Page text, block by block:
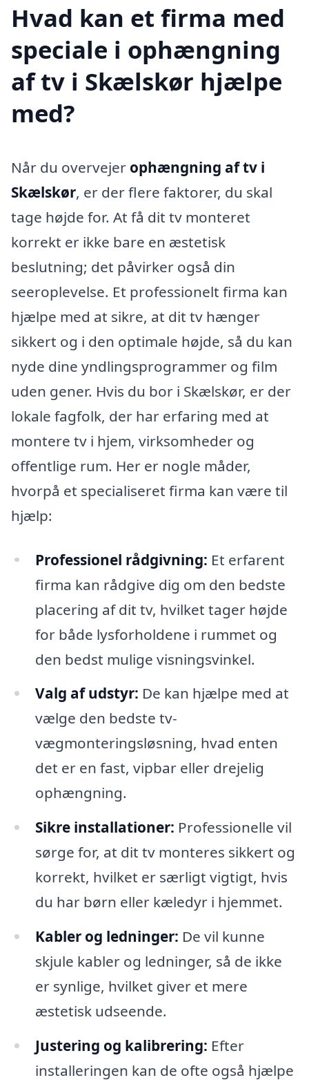
Hvad kan et firma med
speciale i ophængning
af tv i Skælskør hjælpe
med?
Når du overvejer ophængning af tv i
Skælskør, er der flere faktorer, du skal
tage højde for. At få dit tv monteret
korrekt er ikke bare en æstetisk
beslutning; det påvirker også din
seeroplevelse. Et professionelt firma kan
hjælpe med at sikre, at dit tv hænger
sikkert og i den optimale højde, så du kan
nyde dine yndlingsprogrammer og film
uden gener. Hvis du bor i Skælskør, er der
lokale fagfolk, der har erfaring med at
montere tv i hjem, virksomheder og
offentlige rum. Her er nogle måder,
hvorpå et specialiseret firma kan være til
hjælp:
Professionel rådgivning: Et erfarent
firma kan rådgive dig om den bedste
placering af dit tv, hvilket tager højde
for både lysforholdene i rummet og
den bedst mulige visningsvinkel.
Valg af udstyr: De kan hjælpe med at
vælge den bedste tv-
vægmonteringsløsning, hvad enten
det er en fast, vipbar eller drejelig
ophængning.
Sikre installationer: Professionelle vil
sørge for, at dit tv monteres sikkert og
korrekt, hvilket er særligt vigtigt, hvis
du har børn eller kæledyr i hjemmet.
Kabler og ledninger: De vil kunne
skjule kabler og ledninger, så de ikke
er synlige, hvilket giver et mere
æstetisk udseende.
Justering og kalibrering: Efter
installeringen kan de ofte også hjælpe